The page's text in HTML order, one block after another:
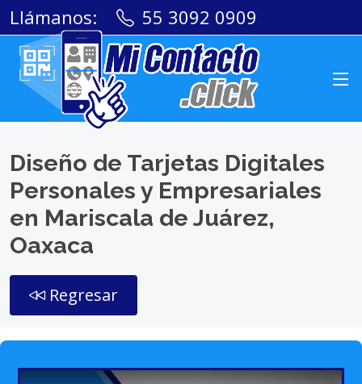
Llámanos: 55 3092 0909
Diseño de Tarjetas Digitales
Personales y Empresariales
en Mariscala de Juárez,
Oaxaca
Regresar